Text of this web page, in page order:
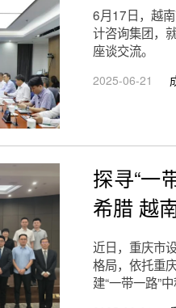
6月17日，越
计咨询集团，
座谈交流。
2025-06-21
探寻“一
希腊 越
近日，重庆市
格局，依托重
建“一带一路”